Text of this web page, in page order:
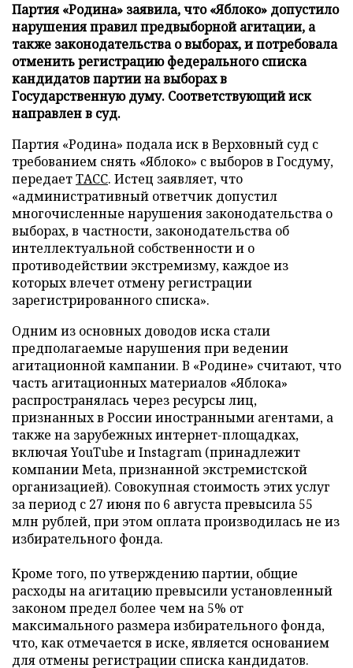
Партия «Родина» заявила, что «Яблоко» допустило
нарушения правил предвыборной агитации, а
также законодательства о выборах, и потребовала
отменить регистрацию федерального списка
кандидатов партии на выборах в
Государственную думу. Соответствующий иск
направлен в суд.
Партия «Родина» подала иск в Верховный суд с
требованием снять «Яблоко» с выборов в Госдуму,
передаетТАСС. Истец заявляет, что
«административный ответчик допустил
многочисленные нарушения законодательства о
выборах, в частности, законодательства об
интеллектуальной собственности и о
противодействии экстремизму, каждое из
которых влечет отмену регистрации
зарегистрированного списка».
Одним из основных доводов иска стали
предполагаемые нарушения при ведении
агитационной кампании. В «Родине» считают, что
часть агитационных материалов «Яблока»
распространялась через ресурсы лиц,
признанных в России иностранными агентами, а
также на зарубежных интернет-площадках,
включая YouTube и Instagram (принадлежит
компании Meta, признанной экстремистской
организацией). Совокупная стоимость этих услуг
за период с 27 июня по 6 августа превысила 55
млн рублей, при этом оплата производилась не из
избирательного фонда.
Кроме того, по утверждению партии, общие
расходы на агитацию превысили установленный
законом предел более чем на 5% от
максимального размера избирательного фонда,
что, как отмечается в иске, является основанием
для отмены регистрации списка кандидатов.